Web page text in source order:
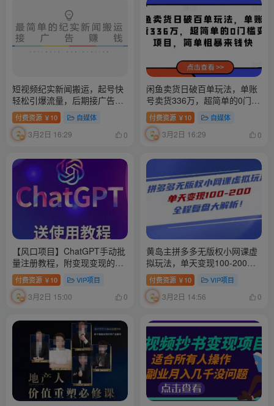
短视频纪实新闻搬运，起号快
轻松引爆流量，后期接广告变
现付费资源 ￥ 10 自媒体
3月2日 16:29 0
闲鱼卖货日破百单玩法，单账
号卖货336万，超简单的0门槛
变现项目，简单粗暴来钱快
付费资源 ￥ 10 自媒体
3月2日 16:29 0
【风口项目】ChatGPT手动批
量注册教程，附变现变现的方
式+变现的渠道
付费资源 ￥ 10 VIP项目
3月2日 15:00 0
黄岛主拼多多无版权小网课虚
拟玩法，单天变现100-200，
全程复盘大解析！
付费资源 ￥ 10 VIP项目
3月2日 14:56 0